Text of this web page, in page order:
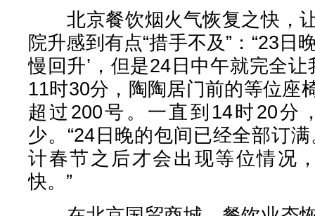
北京餐饮烟火气恢复之快，
院升感到有点“措手不及”：“23日
慢回升’，但是24日中午就完全
11时30分，陶陶居门前的等位座
超过200号。一直到14时20分
少。“24日晚的包间已经全部订
计春节之后才会出现等位情况
快。”